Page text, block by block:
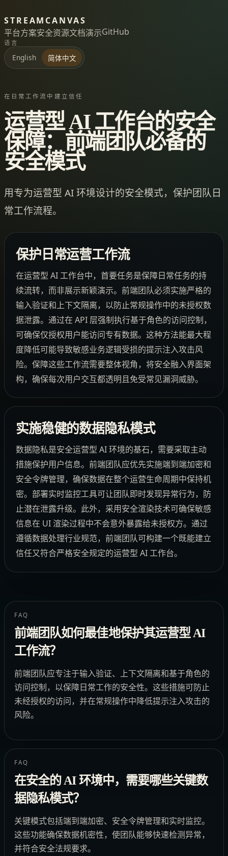
STREAMCANVAS
平台方案安全资源文档演示GitHub
语言
English 简体中文
在日常工作流中建立信任
运营型 AI 工作台的安全
保障：前端团队必备的
安全模式
用专为运营型 AI 环境设计的安全模式，保护团队日
常工作流程。
保护日常运营工作流
在运营型 AI 工作台中，首要任务是保障日常任务的持
续流转，而非展示新颖演示。前端团队必须实施严格的
输入验证和上下文隔离，以防止常规操作中的未授权数
据泄露。通过在 API 层强制执行基于角色的访问控制，
可确保仅授权用户能访问专有数据。这种方法能最大程
度降低可能导致敏感业务逻辑受损的提示注入攻击风
险。保障这些工作流需要整体视角，将安全融入界面架
构，确保每次用户交互都透明且免受常见漏洞威胁。
实施稳健的数据隐私模式
数据隐私是安全运营型 AI 环境的基石，需要采取主动
措施保护用户信息。前端团队应优先实施端到端加密和
安全令牌管理，确保数据在整个运营生命周期中保持机
密。部署实时监控工具可让团队即时发现异常行为，防
止潜在泄露升级。此外，采用安全渲染技术可确保敏感
信息在 UI 渲染过程中不会意外暴露给未授权方。通过
遵循数据处理行业规范，前端团队可构建一个既能建立
信任又符合严格安全规定的运营型 AI 工作台。
FAQ
前端团队如何最佳地保护其运营型 AI
工作流？
前端团队应专注于输入验证、上下文隔离和基于角色的
访问控制，以保障日常工作的安全性。这些措施可防止
未经授权的访问，并在常规操作中降低提示注入攻击的
风险。
FAQ
在安全的 AI 环境中，需要哪些关键数
据隐私模式？
关键模式包括端到端加密、安全令牌管理和实时监控。
这些功能确保数据机密性，使团队能够快速检测异常，
并符合安全法规要求。